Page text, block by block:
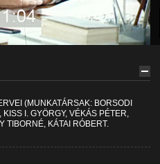
(MUNKATÁRSAK: BORSODI
I. GYÖRGY, VÉKÁS PÉTER,
TIBORNÉ, KÁTAI RÓBERT.